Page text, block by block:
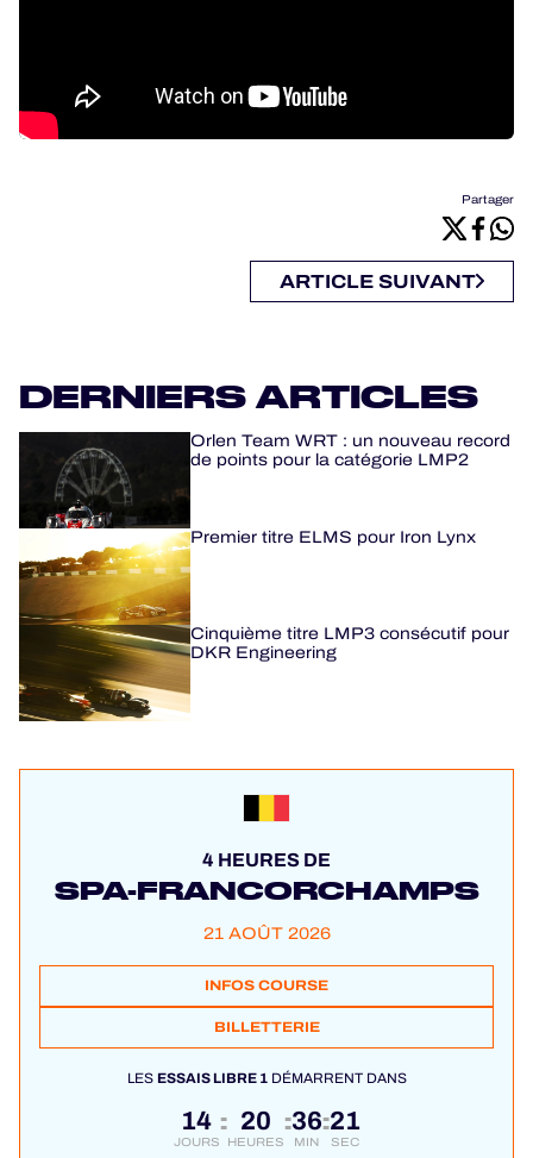
Partager
ARTICLE SUIVANT
DERNIERS ARTICLES
Orlen Team WRT : un nouveau record
de points pour la catégorie LMP2
Premier titre ELMS pour Iron Lynx
Cinquième titre LMP3 consécutif pour
DKR Engineering
4 HEURES DE
SPA-FRANCORCHAMPS
21 AOÛT 2026
INFOS COURSE
BILLETTERIE
LESESSAIS LIBRE 1DÉMARRENT DANS
14
JOURS
: 20
HEURES
:36
MIN
:20
SEC